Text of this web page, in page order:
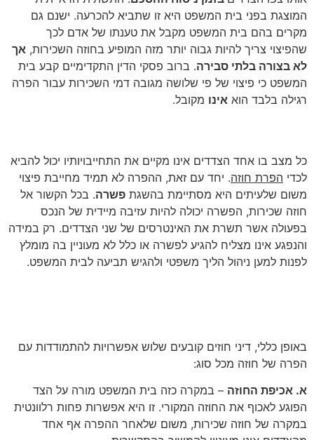
המוצגת בפני בית המשפט היא זו שתביא להכרעה. ישנם גם
מקרים בהם בית המשפט מקבל את טענתו של אדם לכך
שהפיצוי צריך להיות גבוה יותר מזה המופיע בחוזה השכירות, אך
לא בצורה בלתי סבירה. ברוב פסקי הדין התקדימיים קבע בית
המשפט כי פיצוי של פי שלושה מגובה דמי השכירות עבור הפרה
רגילה בלבד הוא אינו מקובל.
כל מצב בו אחד הצדדים אינו מקיים את התחייבויותיו יכול להביא
לכדי הפרת חוזה. יחד עם זאת, ההפרה לא תמיד מחייבת פיצוי
משום שלעיתים היא מסתיימת בהשגת פשרה. בכל הקשור אל
חוזה שכירות, הפשרה יכולה להיות עזיבה מיידית של הנכס
בפעולה אשר תשרת את האינטרסים של שני הצדדים. רק במידה
והנפגע אינו מצליח להגיע לפשרה או כלל לא מעוניין בה מומלץ
לפנות למען ניהול הליך משפטי ולהגיש תביעה לבית המשפט.
באופן כללי, דיני חוזים קובעים שלוש אפשרויות להתמודדות עם
הפרה של חוזה מכל סוג:
א. אכיפת החוזה – במקרה כזה בית המשפט מורה על הצד
הפוגע לאכוף את החוזה המקורי. זו היא אפשרות פחות רלוונטית
במקרה של חוזה שכירות, משום שלאחר ההפרה אף אחד